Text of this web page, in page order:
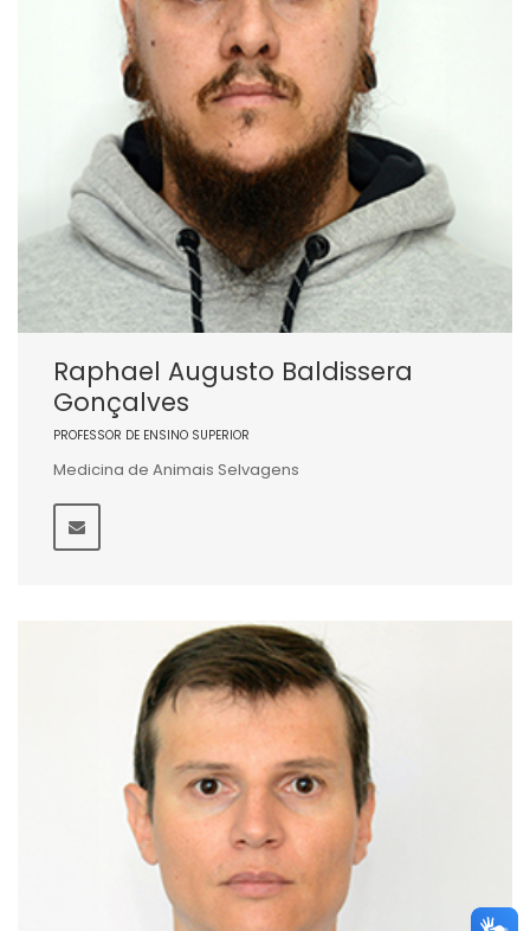
Raphael Augusto Baldissera
Gonçalves
PROFESSOR DE ENSINO SUPERIOR
Medicina de Animais Selvagens